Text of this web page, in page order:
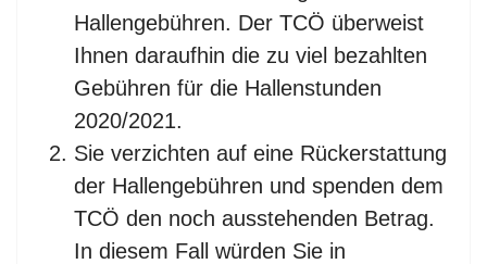
Hallengebühren. Der TCÖ überweist
Ihnen daraufhin die zu viel bezahlten
Gebühren für die Hallenstunden
2020/2021.
Sie verzichten auf eine Rückerstattung
der Hallengebühren und spenden dem
TCÖ den noch ausstehenden Betrag.
In diesem Fall würden Sie in